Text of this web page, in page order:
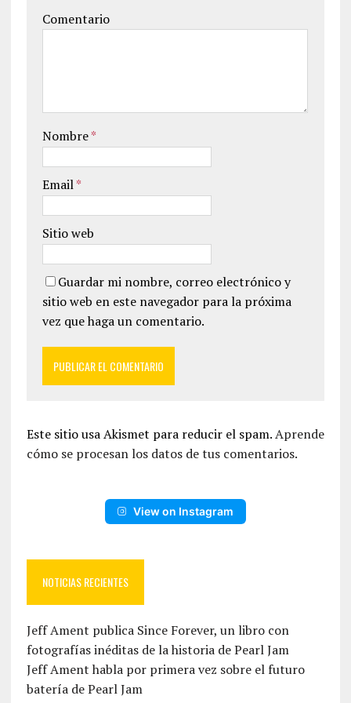
Comentario
Nombre*
Email*
Sitio web
Guardar mi nombre, correo electrónico y
sitio web en este navegador para la próxima
vez que haga un comentario.
Este sitio usa Akismet para reducir el spam.Aprende
cómo se procesan los datos de tus comentarios.
View on Instagram
NOTICIAS RECIENTES
Jeff Ament publica Since Forever, un libro con
fotografías inéditas de la historia de Pearl Jam
Jeff Ament habla por primera vez sobre el futuro
batería de Pearl Jam